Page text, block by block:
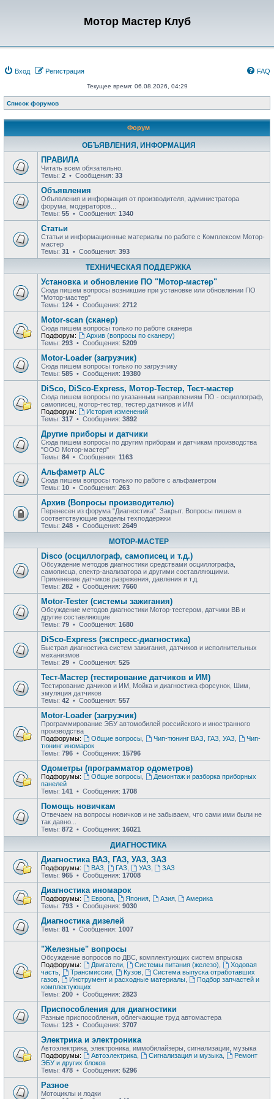
Мотор Мастер Клуб
Вход Регистрация FAQ
Текущее время: 06.08.2026, 04:29
Список форумов
Форум
ОБЪЯВЛЕНИЯ, ИНФОРМАЦИЯ
ПРАВИЛА
Читать всем обязательно.
Темы: 2 • Сообщения: 33
Объявления
Объявления и информация от производителя, администратора
форума, модераторов...
Темы: 55 • Сообщения: 1340
Статьи
Статьи и информационные материалы по работе с Комплексом Мотор-
мастер
Темы: 31 • Сообщения: 393
ТЕХНИЧЕСКАЯ ПОДДЕРЖКА
Установка и обновление ПО "Мотор-мастер"
Сюда пишем вопросы возникшие при установке или обновлении ПО
"Мотор-мастер"
Темы: 124 • Сообщения: 2712
Motor-scan (сканер)
Сюда пишем вопросы только по работе сканера
Подфорум:
Архив (вопросы по сканеру)
Темы: 293 • Сообщения: 5209
Motor-Loader (загрузчик)
Сюда пишем вопросы только по загрузчику
Темы: 585 • Сообщения: 19380
DiSco, DiSco-Express, Мотор-Тестер, Тест-мастер
Сюда пишем вопросы по указанным направлениям ПО - осциллограф,
самописец, мотор-тестер, тестер датчиков и ИМ
Подфорум:
История изменений
Темы: 317 • Сообщения: 3892
Другие приборы и датчики
Сюда пишем вопросы по другим приборам и датчикам производства
"ООО Мотор-мастер"
Темы: 84 • Сообщения: 1163
Альфаметр ALC
Сюда пишем вопросы только по работе с альфаметром
Темы: 10 • Сообщения: 263
Архив (Вопросы производителю)
Перенесен из форума "Диагностика". Закрыт. Вопросы пишем в
соответствующие разделы техподдержки
Темы: 248 • Сообщения: 2649
МОТОР-МАСТЕР
Disco (осциллограф, самописец и т.д.)
Обсуждение методов диагностики средствами осциллографа,
самописца, спектр-анализатора и другими составляющими.
Применение датчиков разрежения, давления и т.д.
Темы: 282 • Сообщения: 7660
Motor-Tester (системы зажигания)
Обсуждение методов диагностики Мотор-тестером, датчики ВВ и
другие составляющие
Темы: 79 • Сообщения: 1680
DiSco-Express (экспресс-диагностика)
Быстрая диагностика систем зажигания, датчиков и исполнительных
механизмов
Темы: 29 • Сообщения: 525
Тест-Мастер (тестирование датчиков и ИМ)
Тестирование дачиков и ИМ, Мойка и диагностика форсунок, Шим,
эмуляция датчиков
Темы: 42 • Сообщения: 557
Motor-Loader (загрузчик)
Программирование ЭБУ автомобилей российского и иностранного
производства
Подфорумы:
Общие вопросы, Чип-тюнинг ВАЗ, ГАЗ, УАЗ
Чип-
тюнинг иномарок
Темы: 796 • Сообщения: 15796
Одометры (программатор одометров)
Подфорумы: Общие вопросы,
Демонтаж и разборка приборных
панелей
Темы: 141 • Сообщения: 1708
Помощь новичкам
Отвечаем на вопросы новичков и не забываем, что сами ими были не
так давно...
Темы: 872 • Сообщения: 16021
ДИАГНОСТИКА
Диагностика ВАЗ, ГАЗ, УАЗ, ЗАЗ
Подфорумы: ВАЗ ГАЗ УАЗ
ЗАЗ
Темы: 965 • Сообщения: 17008
Диагностика иномарок
Подфорумы: Европа, Япония, Азия,
Америка
Темы: 793 • Сообщения: 9030
Диагностика дизелей
Темы: 81 • Сообщения: 1007
"Железные" вопросы
Обсуждение вопросов по ДВС, комплектующих систем впрыска
Подфорумы:
Двигатели, Системы питания (железо)
Ходовая
часть
Трансмиссии, Кузов,
Система выпуска отработавших
газов
Инструмент и расходные материалы,
Подбор запчастей и
комплектующих
Темы: 200 • Сообщения: 2823
Приспособления для диагностики
Разные приспособления, облегчающие труд автомастера
Темы: 123 • Сообщения: 3707
Электрика и электроника
Автоэлектрика, электроника, иммобилайзеры, сигнализации, музыка
Подфорумы:
Автоэлектрика, Сигнализация и музыка,
Ремонт
ЭБУ и других блоков
Темы: 478 • Сообщения: 5296
Разное
Мотоциклы и лодки